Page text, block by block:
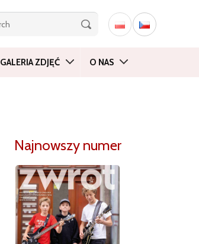
GALERIA ZDJĘĆ O NAS
Najnowszy numer